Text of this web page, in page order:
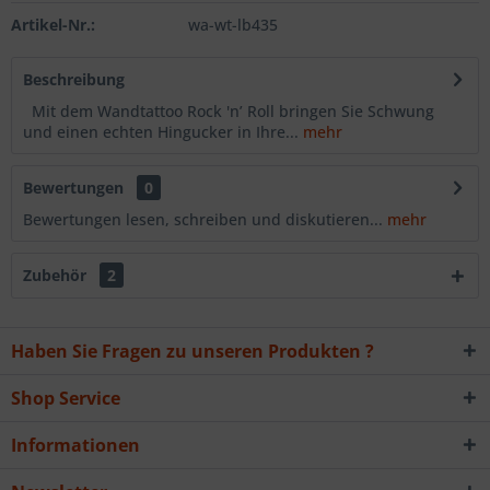
Artikel-Nr.: wa-wt-lb435
Beschreibung
Mit dem Wandtattoo Rock 'n’ Roll bringen Sie Schwung
und einen echten Hingucker in Ihre... mehr
Bewertungen
0
Bewertungen lesen, schreiben und diskutieren... mehr
Zubehör 2
Haben Sie Fragen zu unseren Produkten ?
Shop Service
Informationen